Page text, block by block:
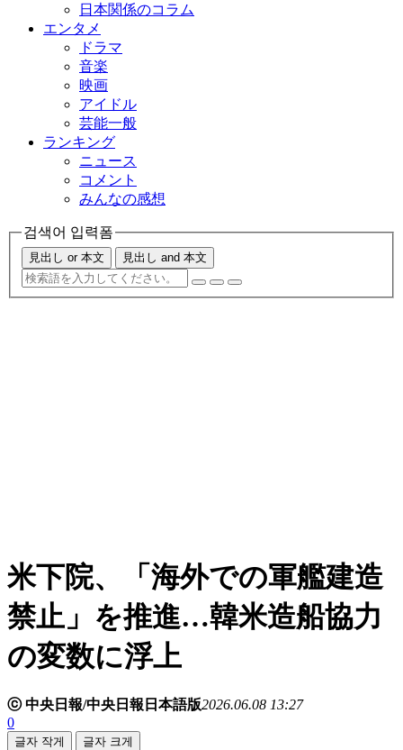
日本関係のコラム
エンタメ
ドラマ
音楽
映画
アイドル
芸能一般
ランキング
ニュース
コメント
みんなの感想
검색어 입력폼
見出し or 本文 見出し and 本文
米下院、「海外での軍艦建造
禁止」を推進…韓米造船協力
の変数に浮上
ⓒ 中央日報/中央日報日本語版2026.06.08 13:27
0
글자 작게 글자 크게